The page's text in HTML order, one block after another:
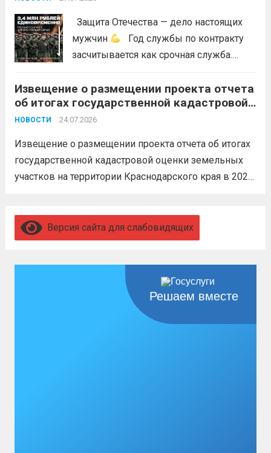
Защита Отечества — дело настоящих
мужчин
Год службы по контракту
засчитывается как срочная служба.
невозможен без вашего согласия,
увольнение по окончании срока
гарантировано. Регион предоставляет
бойцам множество мер поддержки:
Извещение о размещении проекта отчета
об итогах государственной кадастровой
оценки земельных участков на
году
НОВОСТИ 24.07.2026
Извещение о размещении проекта отчета об итогах
государственной кадастровой оценки земельных
участков на территории Краснодарского края в 2026
Версия сайта для слабовидящих
Решаем вместе